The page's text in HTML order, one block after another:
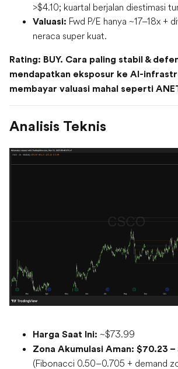
>$4.10; kuartal berjalan diestimasi
Valuasi: Fwd P/E hanya ~17–18x +
neraca super kuat.
Rating: BUY. Cara paling stabil &
mendapatkan eksposur ke AI-
membayar valuasi mahal seperti
Analisis Teknis
Harga Saat Ini: ~$73.99
Zona Akumulasi Aman: $70.23 –
(Fibonacci 0.50–0.705 + demand